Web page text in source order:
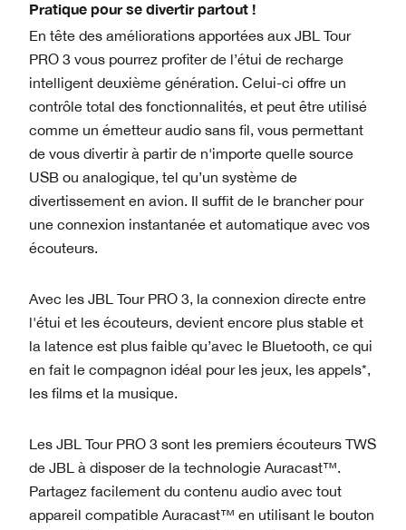
Pratique pour se divertir partout !
En tête des améliorations apportées aux JBL Tour
PRO 3 vous pourrez profiter de l’étui de recharge
intelligent deuxième génération. Celui-ci offre un
contrôle total des fonctionnalités, et peut être utilisé
comme un émetteur audio sans fil, vous permettant
de vous divertir à partir de n'importe quelle source
USB ou analogique, tel qu’un système de
divertissement en avion. Il suffit de le brancher pour
une connexion instantanée et automatique avec vos
écouteurs.
Avec les JBL Tour PRO 3, la connexion directe entre
l'étui et les écouteurs, devient encore plus stable et
la latence est plus faible qu’avec le Bluetooth, ce qui
en fait le compagnon idéal pour les jeux, les appels*,
les films et la musique.
Les JBL Tour PRO 3 sont les premiers écouteurs TWS
de JBL à disposer de la technologie Auracast™.
Partagez facilement du contenu audio avec tout
appareil compatible Auracast™ en utilisant le bouton